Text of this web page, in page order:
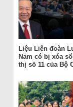
Liệu Liên đoàn
Nam có bị xóa
thị số 11 của Bộ